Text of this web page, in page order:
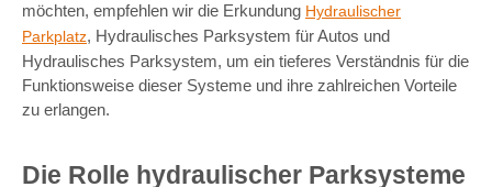
möchten, empfehlen wir die Erkundung Hydraulischer
Parkplatz, Hydraulisches Parksystem für Autos und
Hydraulisches Parksystem, um ein tieferes Verständnis für die
Funktionsweise dieser Systeme und ihre zahlreichen Vorteile
zu erlangen.
Die Rolle hydraulischer Parksysteme